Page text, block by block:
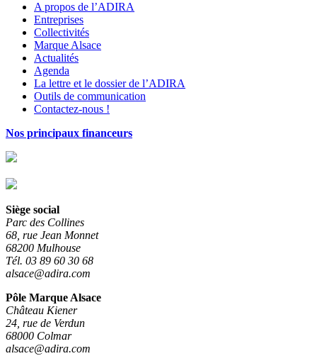
A propos de l’ADIRA
Entreprises
Collectivités
Marque Alsace
Actualités
Agenda
La lettre et le dossier de l’ADIRA
Outils de communication
Contactez-nous !
Nos principaux financeurs
Siège social
Parc des Collines
68, rue Jean Monnet
68200 Mulhouse
Tél. 03 89 60 30 68
alsace@adira.com
Pôle Marque Alsace
Château Kiener
24, rue de Verdun
68000 Colmar
alsace@adira.com